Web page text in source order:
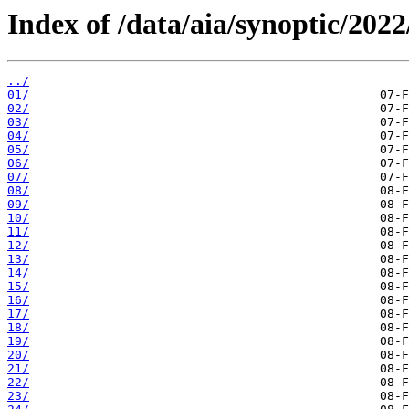
Index of /data/aia/synoptic/
../
01/
02/
03/
04/
05/
06/
07/
08/
09/
10/
11/
12/
13/
14/
15/
16/
17/
18/
19/
20/
21/
22/
23/